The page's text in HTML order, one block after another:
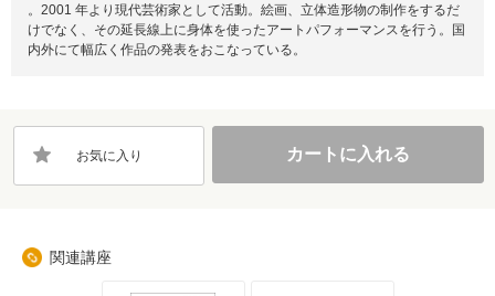
。2001 年より現代芸術家として活動。絵画、立体造形物の制作をするだ
けでなく、その延長線上に身体を使ったアートパフォーマンスを行う。国
内外にて幅広く作品の発表をおこなっている。
お気に入り カートに入れる
関連講座